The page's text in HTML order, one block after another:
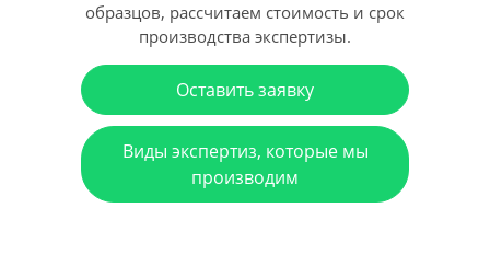
образцов, рассчитаем стоимость и срок
производства экспертизы.
Оставить заявку
Виды экспертиз, которые мы
производим